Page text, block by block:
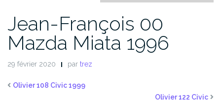
Jean-François 00
Mazda Miata 1996
29 février 2020 par trez
Olivier 108 Civic 1999
Olivier 122 Civic